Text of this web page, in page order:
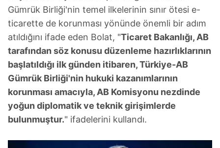
Gümrük Birliği'nin temel ilkelerinin sınır ötesi e-
ticarette de korunması yönünde önemli bir adım
atıldığını ifade eden Bolat, "Ticaret Bakanlığı, AB
tarafından söz konusu düzenleme hazırlıklarının
başlatıldığı ilk günden itibaren, Türkiye-AB
Gümrük Birliği'nin hukuki kazanımlarının
korunması amacıyla, AB Komisyonu nezdinde
yoğun diplomatik ve teknik girişimlerde
bulunmuştur." ifadelerini kullandı.